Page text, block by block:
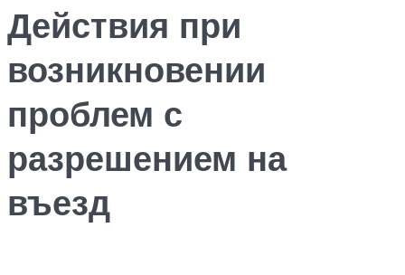
Действия при
возникновении
проблем с
разрешением на
въезд